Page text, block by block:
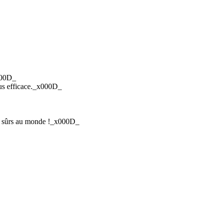
efficace._x000D_
au monde !_x000D_